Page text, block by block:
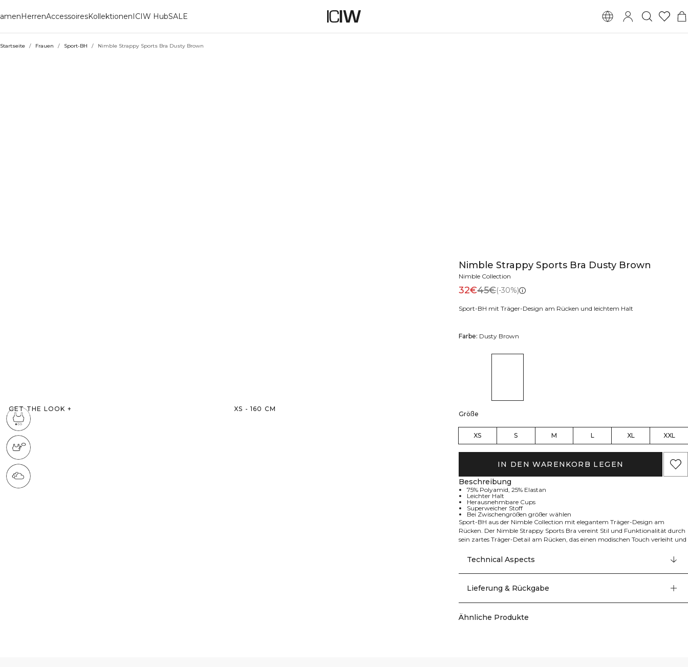
HerrenAccessoiresKollektionenICIW HubSALE
Startseite / Frauen / Sport-BH / Nimble Strappy Sports Bra Dusty Brown
GET THE LOOK + XS - 160 CM
Nimble Strappy Sports Bra Dusty Brown
Nimble Collection
32€45€(-30%)
Sport-BH mit Träger-Design am Rücken und leichtem Halt
Farbe: Dusty Brown
Größe
XS S M L XL XXL
IN DEN WARENKORB LEGEN
Beschreibung
75% Polyamid, 25% Elastan
Leichter Halt
Herausnehmbare Cups
Superweicher Stoff
Bei Zwischengrößen größer wählen
Sport-BH aus der Nimble Collection mit elegantem Träger-Design am
Rücken. Der Nimble Strappy Sports Bra vereint Stil und Funktionalität durch
sein zartes Träger-Detail am Rücken, das einen modischen Touch verleiht und
Material bietet leichte Unterstützung und macht ihn ideal für Pilates, Yoga
und ausgewogene Trainingseinheiten. Mit herausnehmbaren Cups für
individuellen Komfort und einer engen sportlichen Passform. Die leichte
Perfekt für alle, die sowohl Stil als auch Leistung in ihrer Sportbekleidung
Technical Aspects
Lieferung & Rückgabe
Ähnliche Produkte